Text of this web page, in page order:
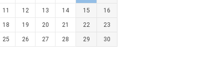
11 12 13 14 15 16
18 19 20 21 22 23
25 26 27 28 29 30